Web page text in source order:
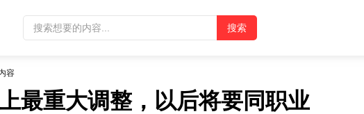
容
最重大调整，以后将要同职业